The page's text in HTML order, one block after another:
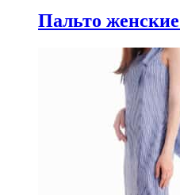
Пальто женские